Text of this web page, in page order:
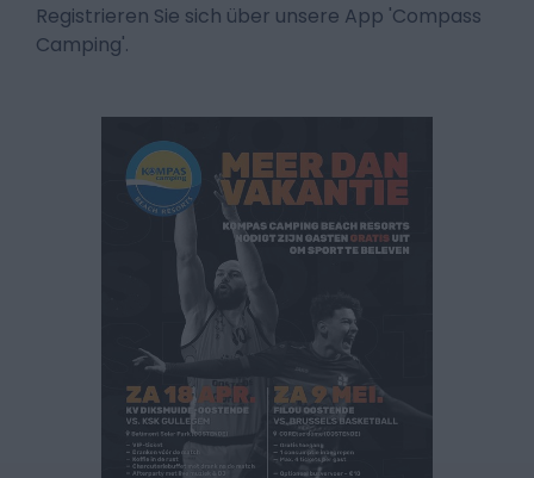
Registrieren Sie sich über unsere App 'Compass
Camping'.